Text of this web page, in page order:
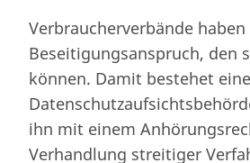
Verbraucherverbände
Beseitigungsanspruch, den
können. Damit bestehet
ihn mit einem
Verhandlung streitiger